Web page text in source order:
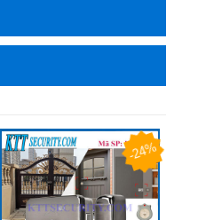
-24%